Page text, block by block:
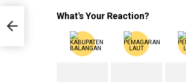
What's Your Reaction?